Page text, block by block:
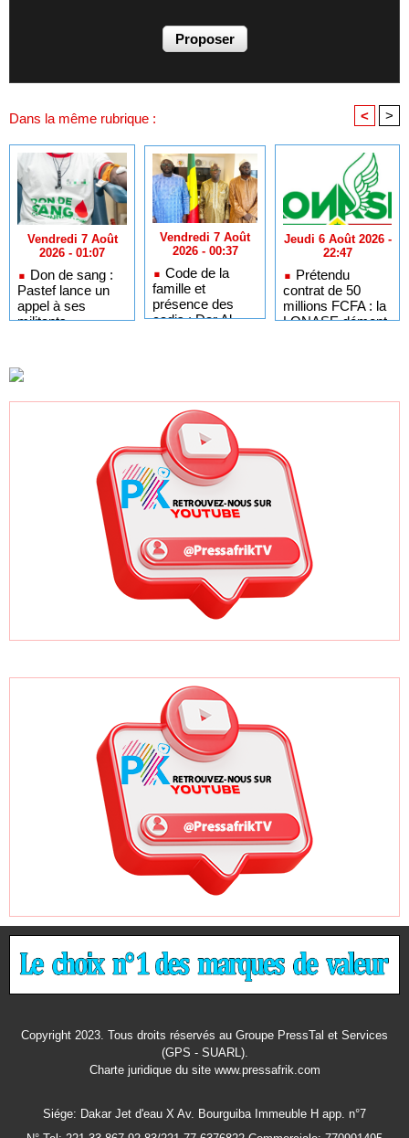
Dans la même rubrique : < >
Vendredi 7 Août
2026 - 01:07
Don de sang :
Pastef lance un
appel à ses
militants,
citoyens
Vendredi 7 Août
2026 - 00:37
Code de la
famille et
présence des
cadis : Dar Al
Jeudi 6 Août 2026 -
22:47
Prétendu
contrat de 50
millions FCFA : la
LONASE dément
Copyright 2023. Tous droits réservés au Groupe PressTal et Services
(GPS - SUARL).
Charte juridiquedu site www.pressafrik.com
Siége: Dakar Jet d'eau X Av. Bourguiba Immeuble H app. n°7